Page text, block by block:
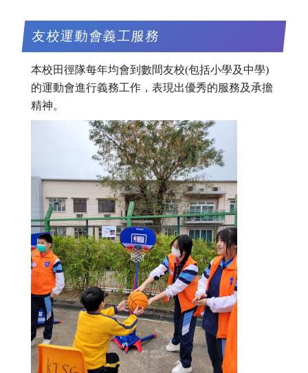
友校運動會義工服務
本校田徑隊每年均會到數間友校(包括小學及中學)
的運動會進行義務工作，表現出優秀的服務及承擔
精神。